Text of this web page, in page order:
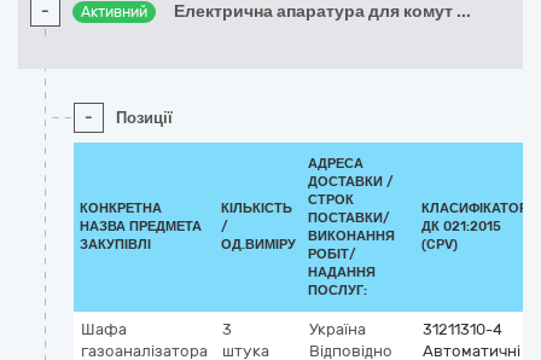
- Активний Електрична апаратура для комут ...
- Позиції
КОНКРЕТНА
НАЗВА ПРЕДМЕТА
ЗАКУПІВЛІ
КІЛЬКІСТЬ
/
ОД.ВИМІРУ
АДРЕСА
ДОСТАВКИ /
СТРОК
ПОСТАВКИ/
ВИКОНАННЯ
РОБІТ/
НАДАННЯ
ПОСЛУГ:
КЛАСИФІКАТОР
ДК 021:2015
(CPV)
Шафа
газоаналізатора
3
штука
Україна
Відповідно
31211310-4
Автоматичні